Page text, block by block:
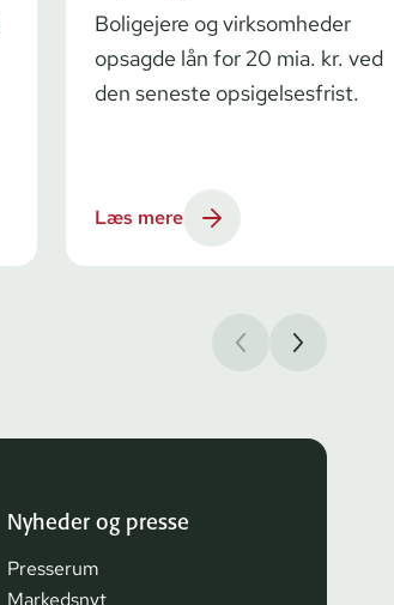
Boligejere og virksomheder
opsagde lån for 20 mia. kr. ved
den seneste opsigelsesfrist.
Læs mere
Nyheder og presse
Presserum
Markedsnyt